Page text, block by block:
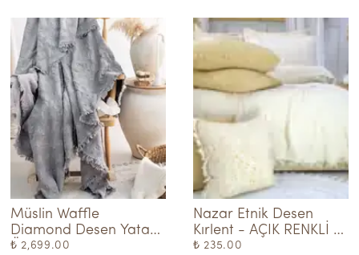
Müslin Waffle
Diamond Desen Yatak
Örtüsü - Gri
₺ 2,699.00
Nazar Etnik Desen
Kırlent - AÇIK RENKLİ
HARDAL
₺ 235.00